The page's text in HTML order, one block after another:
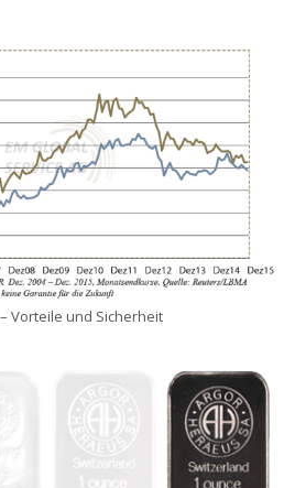
Vorteile und Sicherheit